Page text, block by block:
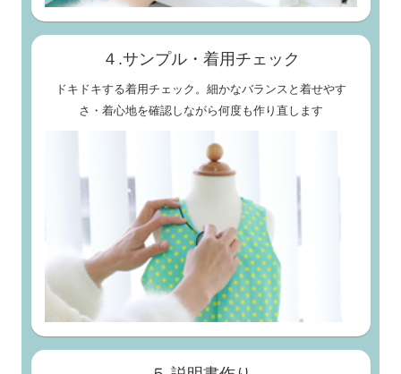
４.サンプル・着用チェック
ドキドキする着用チェック。細かなバランスと着せやす
さ・着心地を確認しながら何度も作り直します